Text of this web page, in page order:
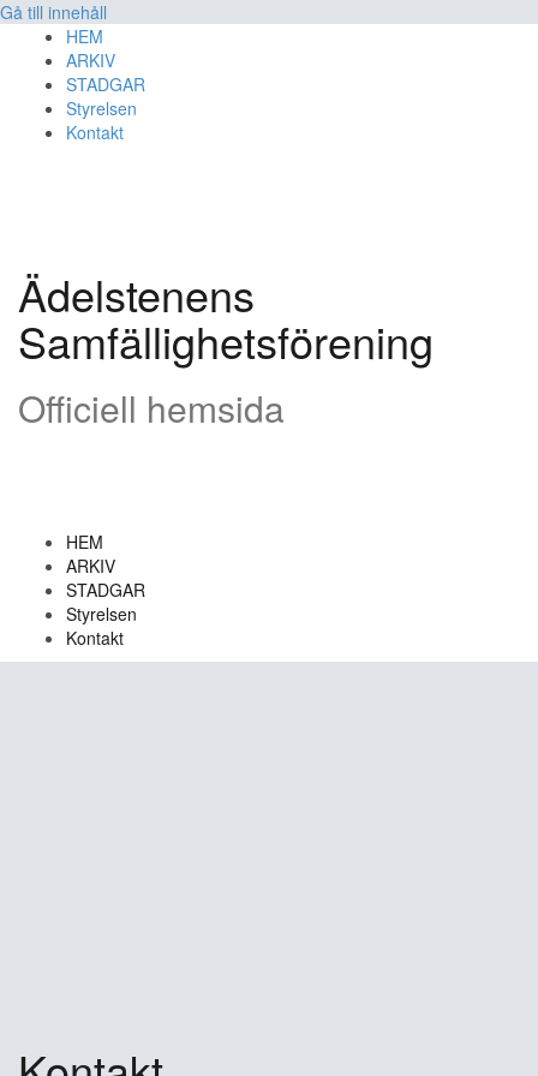
Gå till innehåll
HEM
ARKIV
STADGAR
Styrelsen
Kontakt
Ädelstenens
Samfällighetsförening
Officiell hemsida
HEM
ARKIV
STADGAR
Styrelsen
Kontakt